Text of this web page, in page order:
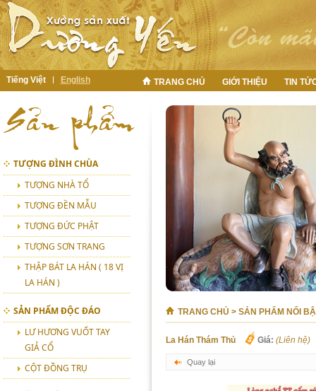
TRANG CHỦ GIỚI THIỆU TIN
Tiếng Việt English
TƯỢNG ĐÌNH CHÙA
TƯỢNG NHÀ TỔ
TƯỢNG ĐỀN MẪU
TƯỢNG ĐỨC PHẬT
TƯỢNG SƠN TRANG
THẬP BÁT LA HÁN ( 18 VỊ
LA HÁN )
SẢN PHẨM ĐỘC ĐÁO
LƯ HƯƠNG VUỐT TAY
GIẢ CỔ
CỘT ĐỒNG TRỤ
TRANG CHỦ > SẢN PHẨM NỔI
La Hán Thám Thủ Giá: (Liên hệ)
Quay lại